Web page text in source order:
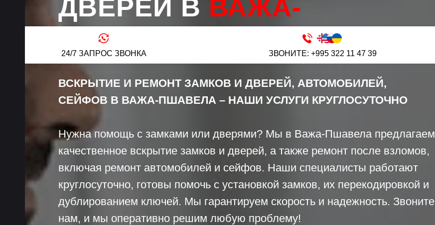
24/7 ЗАПРОС ЗВОНКА ЗВОНИТЕ: +995 322 11 47 39
ДВЕРЕЙ В ВАЖА-
ПШАВЕЛА
ВСКРЫТИЕ И РЕМОНТ ЗАМКОВ И ДВЕРЕЙ, АВТОМОБИЛЕЙ,
СЕЙФОВ В ВАЖА-ПШАВЕЛА – НАШИ УСЛУГИ КРУГЛОСУТОЧНО
Нужна помощь с замками или дверями? Мы в Важа-Пшавела предлагаем
качественное вскрытие замков и дверей, а также ремонт после взломов,
включая ремонт автомобилей и сейфов. Наши специалисты работают
круглосуточно, готовы помочь с установкой замков, их перекодировкой и
дублированием ключей. Мы гарантируем скорость и надежность. Звоните
нам, и мы оперативно решим любую проблему!